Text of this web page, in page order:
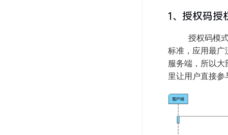
1、授权码
授权码模式在
标准，应用最广
服务端，所以
里让用户直接